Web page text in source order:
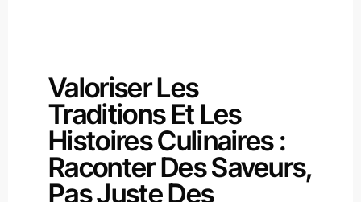
Valoriser Les
Traditions Et Les
Histoires Culinaires :
Raconter Des Saveurs,
Pas Juste Des